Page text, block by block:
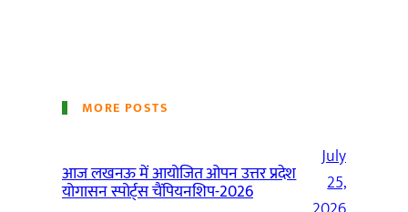
MORE POSTS
आज लखनऊ में आयोजित ओपन उत्तर प्रदेश
योगासन स्पोर्ट्स चैंपियनशिप-2026
July
25,